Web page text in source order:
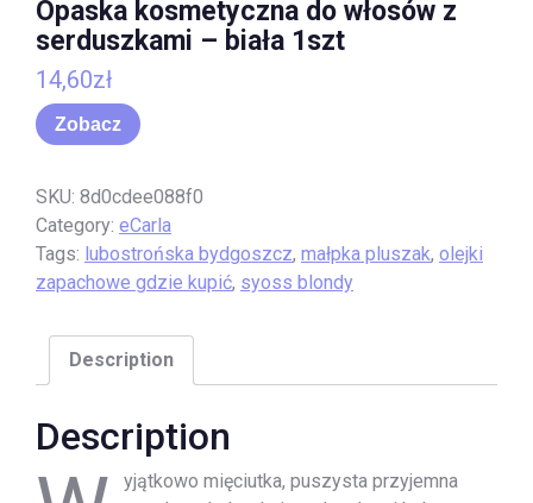
Opaska kosmetyczna do włosów z
serduszkami – biała 1szt
14,60zł
Zobacz
SKU: 8d0cdee088f0
Category: eCarla
Tags: lubostrońska bydgoszcz, małpka pluszak, olejki
zapachowe gdzie kupić, syoss blondy
Description
Description
yjątkowo mięciutka, puszysta przyjemna